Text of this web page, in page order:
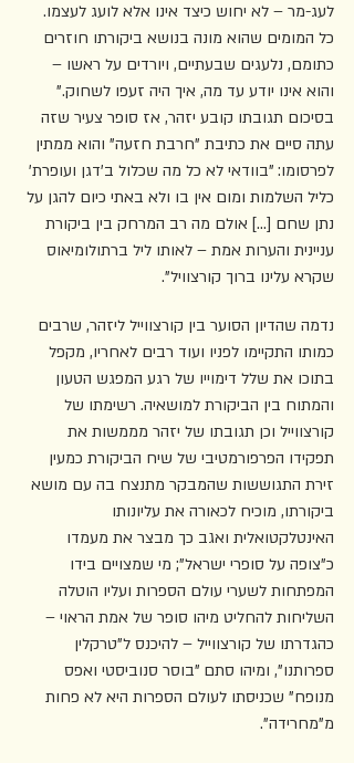
לעג-מר – לא יחוש כיצד אינו אלא לועג לעצמו.
כל המומים שהוא מונה בנושא ביקורתו חוזרים
כתומם, נלעגים שבעתיים, ויורדים על ראשו –
והוא אינו יודע עד מה, איך היה זעפו לשחוק."
בסיכום תגובתו קובע יזהר, אז סופר צעיר שזה
עתה סיים את כתיבת "חרבת חזעה" והוא ממתין
לפרסומו: "בוודאי לא כל מה שכלול ב'דגן ועופרת'
כליל השלמות ומום אין בו ולא באתי כיום להגן על
נתן שחם [...] אולם מה רב המרחק בין ביקורת
עניינית והערות אמת – לאותו ליל ברתולומיאוס
שקרא עלינו ברוך קורצוויל".
נדמה שהדיון הסוער בין קורצווייל ליזהר, שרבים
כמותו התקיימו לפניו ועוד רבים לאחריו, מקפל
בתוכו את שלל דימוייו של רגע המפגש הטעון
והמתוח בין הביקורת למושאיה. רשימתו של
קורצווייל וכן תגובתו של יזהר מממשות את
תפקידו הפרפורמטיבי של שיח הביקורת כמעין
זירת התגוששות שהמבקר מתנצח בה עם מושא
ביקורתו, מוכיח לכאורה את עליונותו
האינטלקטואלית ואגב כך מבצר את מעמדו
כ"צופה על סופרי ישראל"; מי שמצויים בידו
המפתחות לשערי עולם הספרות ועליו הוטלה
השליחות להחליט מיהו סופר של אמת הראוי –
כהגדרתו של קורצווייל – להיכנס ל"טרקלין
ספרותנו", ומיהו סתם "בוסר סנוביסטי ואפס
מנופח" שכניסתו לעולם הספרות היא לא פחות
מ"מחרידה".